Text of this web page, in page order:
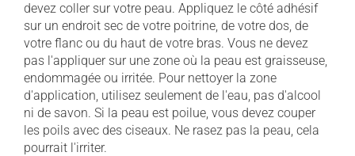
devez coller sur votre peau. Appliquez le côté adhésif
sur un endroit sec de votre poitrine, de votre dos, de
votre flanc ou du haut de votre bras. Vous ne devez
pas l'appliquer sur une zone où la peau est graisseuse,
endommagée ou irritée. Pour nettoyer la zone
d'application, utilisez seulement de l'eau, pas d'alcool
ni de savon. Si la peau est poilue, vous devez couper
les poils avec des ciseaux. Ne rasez pas la peau, cela
pourrait l'irriter.